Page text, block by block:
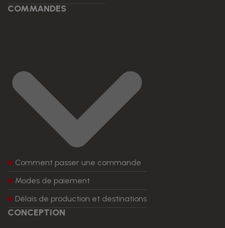
COMMANDES
Comment passer une commande
Modes de paiement
Délais de production et destinations
CONCEPTION